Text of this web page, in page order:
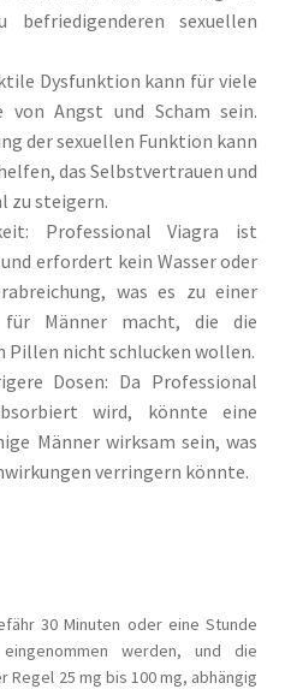
befriedigenderen sexuellen
Dysfunktion kann für viele
von Angst und Scham sein.
der sexuellen Funktion kann
das Selbstvertrauen und
zu steigern.
Professional Viagra ist
erfordert kein Wasser oder
was es zu einer
für Männer macht, die die
nicht schlucken wollen.
Dosen: Da Professional
wird, könnte eine
Männer wirksam sein, was
verringern könnte.
30 Minuten oder eine Stunde
werden, und die
25 mg bis 100 mg, abhängig